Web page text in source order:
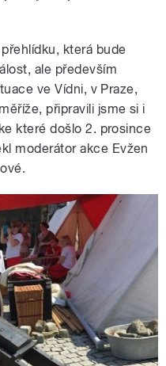
která bude
ale především
ve Vídni, v Praze,
připravili jsme si i
které došlo 2. prosince
moderátor akce Evžen